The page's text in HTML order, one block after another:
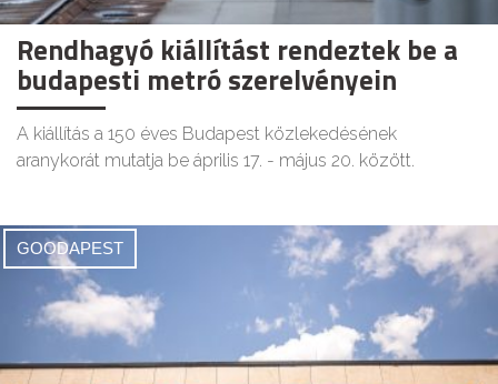
Rendhagyó kiállítást rendeztek be a
budapesti metró szerelvényein
A kiállítás a 150 éves Budapest közlekedésének
aranykorát mutatja be április 17. - május 20. között.
GOODAPEST